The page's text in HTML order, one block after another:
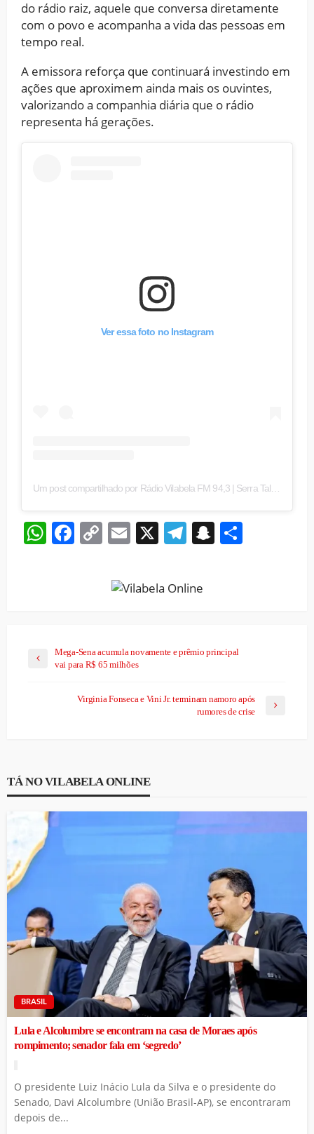
do rádio raiz, aquele que conversa diretamente
com o povo e acompanha a vida das pessoas em
tempo real.
A emissora reforça que continuará investindo em
ações que aproximem ainda mais os ouvintes,
valorizando a companhia diária que o rádio
representa há gerações.
Ver essa foto no Instagram
Um post compartilhado por Rádio Vilabela FM 94,3 | Serra Talhada (@vilabelafm)
WhatsApp
Facebook
CopyEmail
X Telegram
Snapchat
Mega-Sena acumula novamente e prêmio principal
vai para R$ 65 milhões
Virginia Fonseca e Vini Jr. terminam namoro após
rumores de crise
TÁ NO VILABELA ONLINE
BRASIL
Lula e Alcolumbre se encontram na casa de Moraes após
rompimento; senador fala em ‘segredo’
O presidente Luiz Inácio Lula da Silva e o presidente do
Senado, Davi Alcolumbre (União Brasil-AP), se encontraram
depois de...